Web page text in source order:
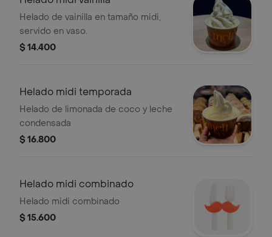
Helado de vainilla en tamaño midi,
servido en vaso.
$ 14.400
Helado midi temporada
Helado de limonada de coco y leche
condensada
$ 16.800
Helado midi combinado
Helado midi combinado
$ 15.600